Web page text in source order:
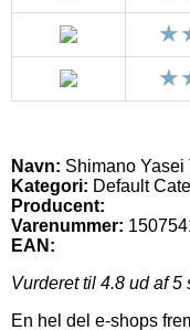
Navn: Shimano Yasei
Kategori: Default
Producent:
Varenummer:
EAN:
Vurderet til 4.8 ud af 5
En hel del e-shops